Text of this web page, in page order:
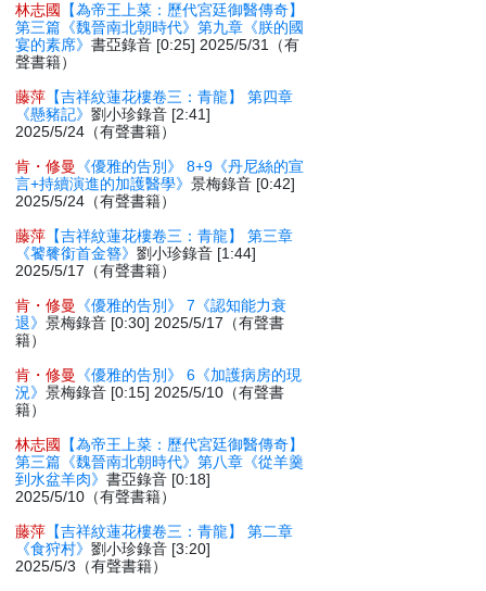
林志國
【為帝王上菜：歷代宮廷御醫傳奇】
第三篇《魏晉南北朝時代》第九章《朕的國
宴的素席》書亞錄音 [0:25] 2025/5/31（有
聲書籍）
藤萍 【吉祥紋蓮花樓卷三：青龍】 第四章
《懸豬記》劉小珍錄音 [2:41]
2025/5/24（有聲書籍）
肯・修曼
《優雅的告別》 8+9《丹尼絲的宣
言+持續演進的加護醫學》景梅錄音 [0:42]
2025/5/24（有聲書籍）
藤萍 【吉祥紋蓮花樓卷三：青龍】 第三章
《饕餮銜首金簪》劉小珍錄音 [1:44]
2025/5/17（有聲書籍）
肯・修曼
《優雅的告別》 7《認知能力衰
退》景梅錄音 [0:30] 2025/5/17（有聲書
籍）
肯・修曼
《優雅的告別》 6《加護病房的現
況》景梅錄音 [0:15] 2025/5/10（有聲書
籍）
林志國
【為帝王上菜：歷代宮廷御醫傳奇】
第三篇《魏晉南北朝時代》第八章《從羊羹
到水盆羊肉》書亞錄音 [0:18]
2025/5/10（有聲書籍）
藤萍 【吉祥紋蓮花樓卷三：青龍】 第二章
《食狩村》劉小珍錄音 [3:20]
2025/5/3（有聲書籍）